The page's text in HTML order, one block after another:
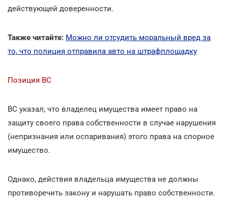
действующей доверенности.
Также читайте: Можно ли отсудить моральный вред за
то, что полиция отправила авто на штрафплощадку
Позиция ВС
ВС указал, что владелец имущества имеет право на
защиту своего права собственности в случае нарушения
(непризнания или оспаривания) этого права на спорное
имущество.
Однако, действия владельца имущества не должны
противоречить закону и нарушать право собственности.